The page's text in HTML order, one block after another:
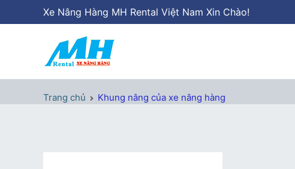
tới
Xe Nâng Hàng MH Rental Việt Nam Xin Chào!
Trang chủ Khung nâng của xe nâng hàng